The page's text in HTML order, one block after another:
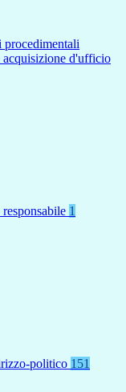
d'ufficio
1
politico 151